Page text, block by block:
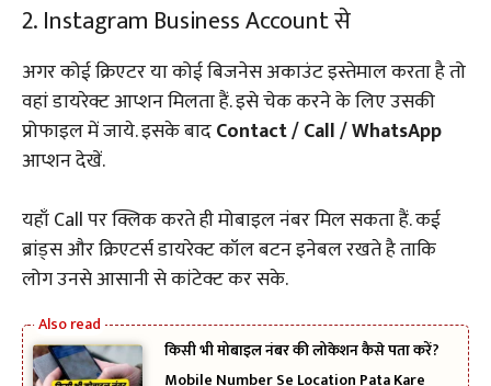
2. Instagram Business Account से
अगर कोई क्रिएटर या कोई बिजनेस अकाउंट इस्तेमाल करता है तो
वहां डायरेक्ट आप्शन मिलता हैं. इसे चेक करने के लिए उसकी
प्रोफाइल में जाये. इसके बादContact / Call / WhatsApp
आप्शन देखें.
यहाँ Call पर क्लिक करते ही मोबाइल नंबर मिल सकता हैं. कई
ब्रांड्स और क्रिएटर्स डायरेक्ट कॉल बटन इनेबल रखते है ताकि
लोग उनसे आसानी से कांटेक्ट कर सके.
किसी भी मोबाइल नंबर की लोकेशन कैसे पता करें?
Mobile Number Se Location Pata Kare